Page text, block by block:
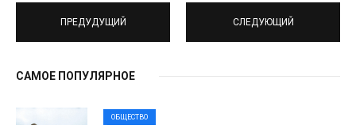
ПРЕДУДУЩИЙ СЛЕДУЮЩИЙ
САМОЕ ПОПУЛЯРНОЕ
ОБЩЕСТВО